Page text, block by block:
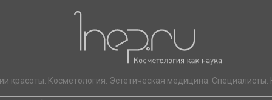
красоты. Косметология. Эстетическая медицина. Специалисты.